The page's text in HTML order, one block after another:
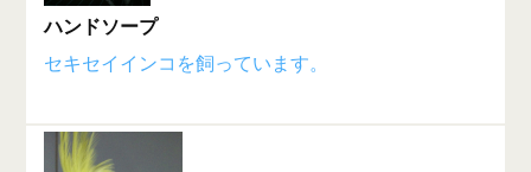
ハンドソープ
セキセイインコを飼っています。